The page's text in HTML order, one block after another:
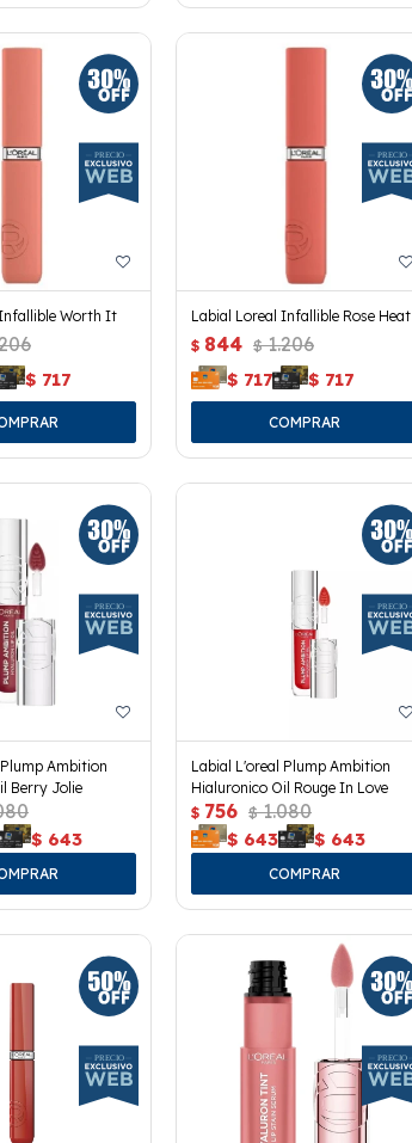
Worth It
$ 717
Labial Loreal Infallible Rose Heat
$ 844 $ 1.206
$ 717 $ 717
Ambition
Berry Jolie
$ 643
Labial L'oreal Plump Ambition
Hialuronico Oil Rouge In Love
$ 756 $ 1.080
$ 643 $ 643